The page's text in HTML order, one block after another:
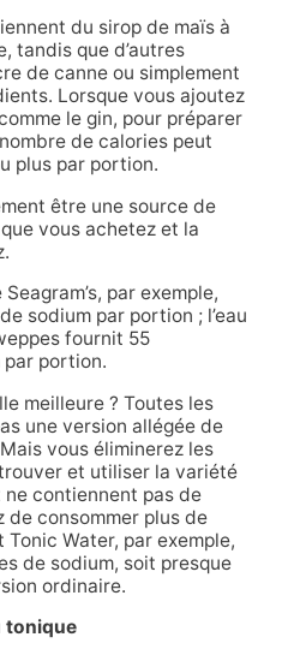
du sirop de maïs à
tandis que d’autres
de canne ou simplement
Lorsque vous ajoutez
le gin, pour préparer
de calories peut
plus par portion.
être une source de
vous achetez et la
par exemple,
sodium par portion ; l’eau
fournit 55
par portion.
meilleure ? Toutes les
une version allégée de
vous éliminerez les
et utiliser la variété
contiennent pas de
de consommer plus de
Water, par exemple,
de sodium, soit presque
ordinaire.
tonique